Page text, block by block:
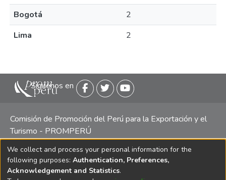
Bogotá
2
Lima
2
Siguenos en
Comisión de Promoción del Perú para la Exportación y el
Turismo - PROMPERÚ
Central telefónica: (511) 616 7300 / 616 7400 Calle Uno
Oeste 50, Edificio Mincetur, Pisos 13 y 14, San Isidro -
Lima
We collect and process your personal information for the
following purposes: Authentication, Preferences,
Acknowledgement and Statistics.